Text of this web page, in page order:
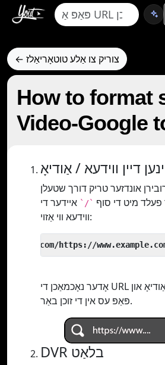
← צוריק צו אַלע טוטאָריאַלז
How to format
Video-Google
דיין ווידעא / אַודיאָ
אונדזער טריק דורך שטעלן
פעלד מיט די סוף `/`
ווידעא ווי אַזוי:
אָדער נאָכמאַכן די URL פון דיין ווידעא / אַודיאָ און
פּאַפּ עס אין די זוכן באַר.
DVR בלאַט